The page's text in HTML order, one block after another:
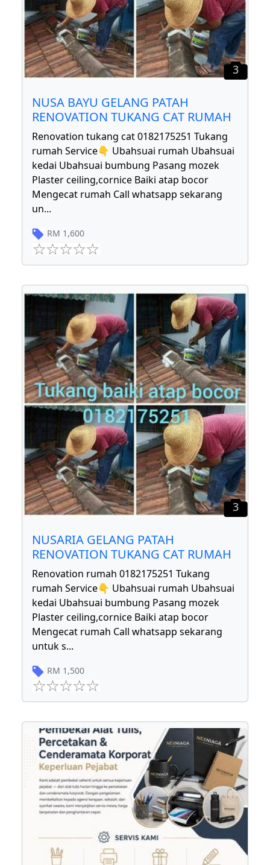
3
NUSA BAYU GELANG PATAH
RENOVATION TUKANG CAT RUMAH
Renovation tukang cat 0182175251 Tukang
rumah Service👇 Ubahsuai rumah Ubahsuai
kedai Ubahsuai bumbung Pasang mozek
Plaster ceiling,cornice Baiki atap bocor
Mengecat rumah Call whatsapp sekarang
un...
RM 1,600
3
NUSARIA GELANG PATAH
RENOVATION TUKANG CAT RUMAH
Renovation rumah 0182175251 Tukang
rumah Service👇 Ubahsuai rumah Ubahsuai
kedai Ubahsuai bumbung Pasang mozek
Plaster ceiling,cornice Baiki atap bocor
Mengecat rumah Call whatsapp sekarang
untuk s...
RM 1,500